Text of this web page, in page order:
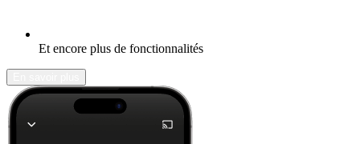
Et encore plus de fonctionnalités